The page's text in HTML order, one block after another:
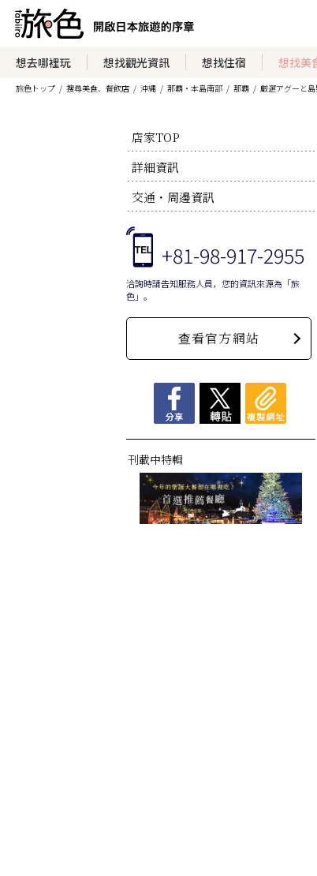
想去哪裡玩 想找觀光資訊 想找住宿 想找美
旅色トップ 搜尋美食、餐飲店 沖縄 那覇・本島南部 那覇 厳選アグーと島
店家TOP
詳細資訊
交通・周邊資訊
+81-98-917-2955
洽詢時請告知服務人員，您的資訊來源為「旅
色」。
查看官方網站
刊載中特輯